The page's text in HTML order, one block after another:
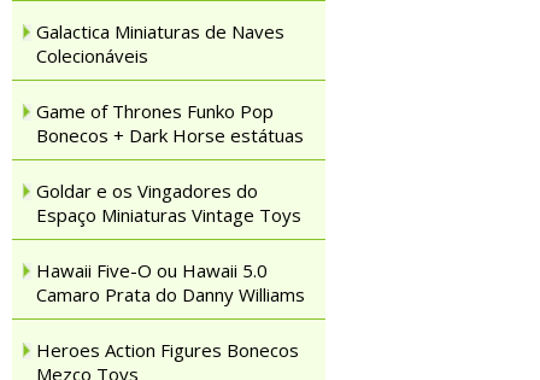
Galactica Miniaturas de Naves
Colecionáveis
Game of Thrones Funko Pop
Bonecos + Dark Horse estátuas
Goldar e os Vingadores do
Espaço Miniaturas Vintage Toys
Hawaii Five-O ou Hawaii 5.0
Camaro Prata do Danny Williams
Heroes Action Figures Bonecos
Mezco Toys